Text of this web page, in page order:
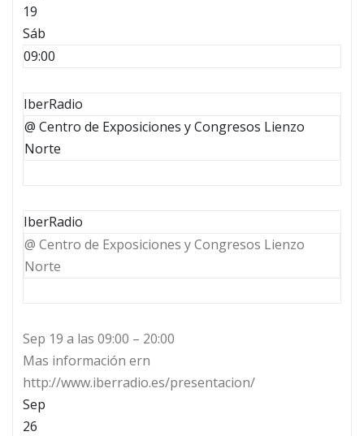
19
Sáb
09:00
IberRadio
@ Centro de Exposiciones y Congresos Lienzo
Norte
IberRadio
@ Centro de Exposiciones y Congresos Lienzo
Norte
Sep 19 a las 09:00 – 20:00
Mas información ern
http://www.iberradio.es/presentacion/
Sep
26